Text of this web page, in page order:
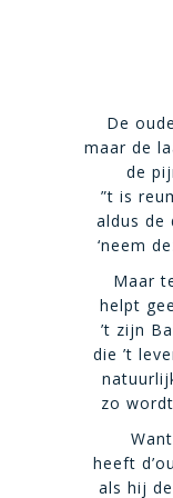
De
maar de
de
”t is
aldus de
‘neem
Maar
helpt
’t zijn
die ’t
zo
heeft
als hij